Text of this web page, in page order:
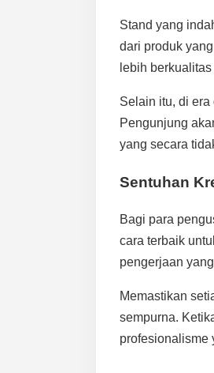
Stand yang
dari produk
lebih
Selain itu, di
Pengunjung
yang secara
Sentuhan
Bagi para
cara terbaik
pengerjaan
Memastikan
sempurna.
profesionalisme